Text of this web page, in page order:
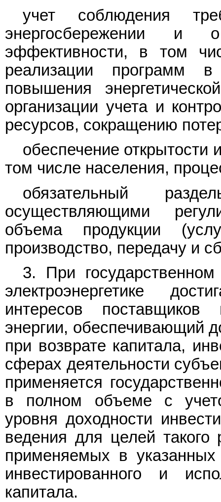
учет соблюдения
энергосбережении и
эффективности, в том
реализации программ
повышения
организации учета и
ресурсов, сокращению
обеспечение открытости
том числе населения,
обязательный
осуществляющими
объема продукции
производство, передачу и
3. При
электроэнергетике
интересов поставщиков
энергии, обеспечивающий
при возврате капитала,
сферах деятельности
применяется
в полном объеме с
уровня доходности
ведения для целей такого
применяемых в
инвестированного и
капитала.